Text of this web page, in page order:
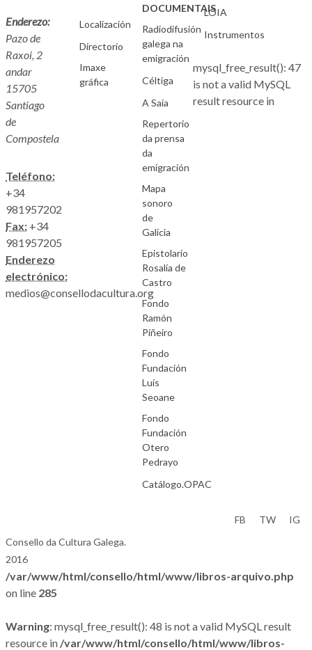
Enderezo:
Pazo de
Raxoi, 2
andar
15705
Santiago
de
Compostela
Teléfono:
+34
981957202
Fax: +34
981957205
Enderezo
electrónico:
medios@consellodacultura.org
Localización
Directorio
Imaxe
gráfica
DOCUMENTAIS
Radiodifusión
galega na
emigración
Céltiga
A Saia
Repertorio
da prensa
da
emigración
Mapa
sonoro
de
Galicia
Epistolario
Rosalía de
Castro
Fondo
Ramón
Piñeiro
Fondo
Fundación
Luís
Seoane
Fondo
Fundación
Otero
Pedrayo
Catálogo.OPAC
LOIA
Instrumentos
Consello da Cultura Galega.
2016
FB TW IG
mysql_free_result(): 47
is not a valid MySQL
result resource in
/var/www/html/consello/html/www/libros-arquivo.php
on line 285
Warning: mysql_free_result(): 48 is not a valid MySQL result
resource in /var/www/html/consello/html/www/libros-